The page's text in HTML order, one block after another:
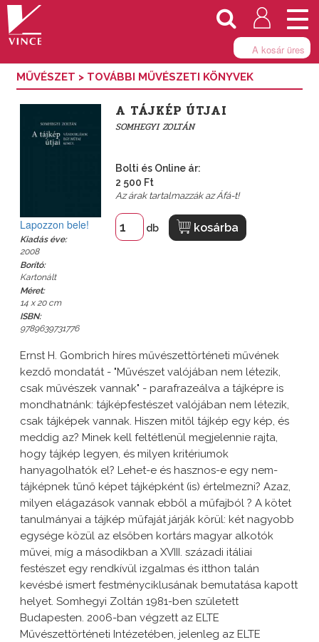
A kosár üres
MŰVÉSZET > TOVÁBBI MŰVÉSZETI KÖNYVEK
Lapozzon bele!
Kiadás éve:
2008
Borító:
Kartonált
Méret:
14 x 20 cm
ISBN:
9789639731776
A TÁJKÉP ÚTJAI
SOMHEGYI ZOLTÁN
Bolti és Online ár:
2 500 Ft
Az árak tartalmazzák az Áfá-t!
db kosárba
Ernst H. Gombrich híres művészettörténeti művének
kezdő mondatát - "Művészet valójában nem létezik,
csak művészek vannak" - parafrazeálva a tájképre is
mondhatnánk: tájképfestészet valójában nem létezik,
csak tájképek vannak. Hiszen mitől tájkép egy kép, és
meddig az? Minek kell feltétlenül megjelennie rajta,
hogy tájkép legyen, és milyen kritériumok
hanyagolhatók el? Lehet-e és hasznos-e egy nem-
tájképnek tűnő képet tájképként (is) értelmezni? Azaz,
milyen elágazások vannak ebből a műfajból ? A kötet
tanulmányai a tájkép műfaját járják körül: két nagyobb
egysége közül az elsőben kortárs magyar alkotók
művei, míg a másodikban a XVIII. századi itáliai
festészet egy rendkívül izgalmas és itthon talán
kevésbé ismert festményciklusának bemutatása kapott
helyet. Somhegyi Zoltán 1981-ben született
Budapesten. 2006-ban végzett az ELTE
Művészettörténeti Intézetében, jelenleg az ELTE